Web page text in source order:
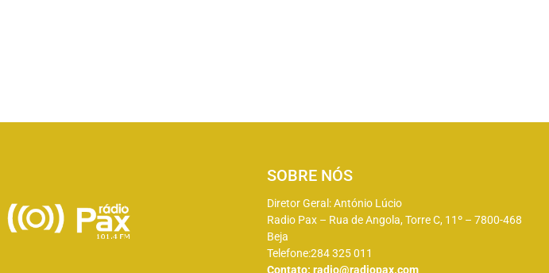
SOBRE NÓS
Diretor Geral: António Lúcio
Radio Pax – Rua de Angola, Torre C, 11º – 7800-468
Beja
Telefone:284 325 011
Contato: radio@radiopax.com